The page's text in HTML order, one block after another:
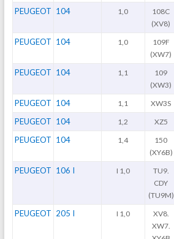
PEUGEOT 104 1,0
108C
(XV8)
PEUGEOT 104 1,0
109F
(XW7)
PEUGEOT 104 1,1
109
(XW3)
PEUGEOT 104 1,1 XW3S
PEUGEOT 104 1,2 XZ5
PEUGEOT 104 1,4
150
(XY6B)
PEUGEOT 106 I I 1,0
TU9.
CDY
(TU9M)
PEUGEOT 205 I I 1,0
XV8.
XW7.